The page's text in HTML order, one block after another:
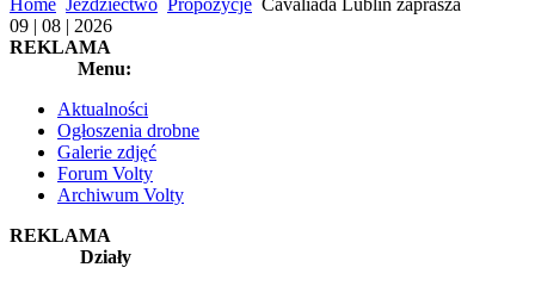
Home Jeździectwo Propozycje Cavaliada Lublin zaprasza
09 | 08 | 2026
REKLAMA
Menu:
Aktualności
Ogłoszenia drobne
Galerie zdjęć
Forum Volty
Archiwum Volty
REKLAMA
Działy